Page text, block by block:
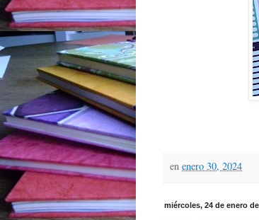
en enero 30, 2024
miércoles, 24 de enero